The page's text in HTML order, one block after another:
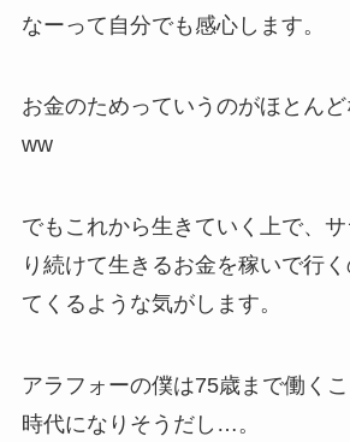
なーって自分でも感心します。
お金のためっていうのがほとん
ww
でもこれから生きていく上で、
り続けて生きるお金を稼いで行
てくるような気がします。
アラフォーの僕は75歳まで働く
時代になりそうだし…。